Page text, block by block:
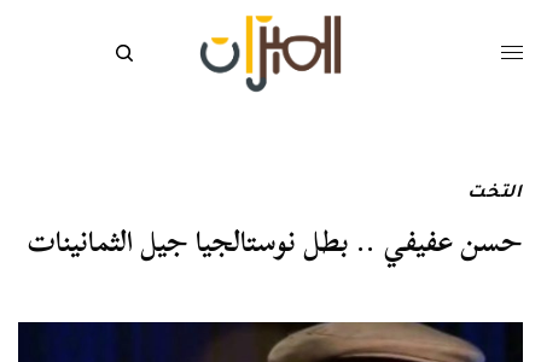
التخت
حسن عفيفي .. بطل نوستالجيا جيل الثمانينات